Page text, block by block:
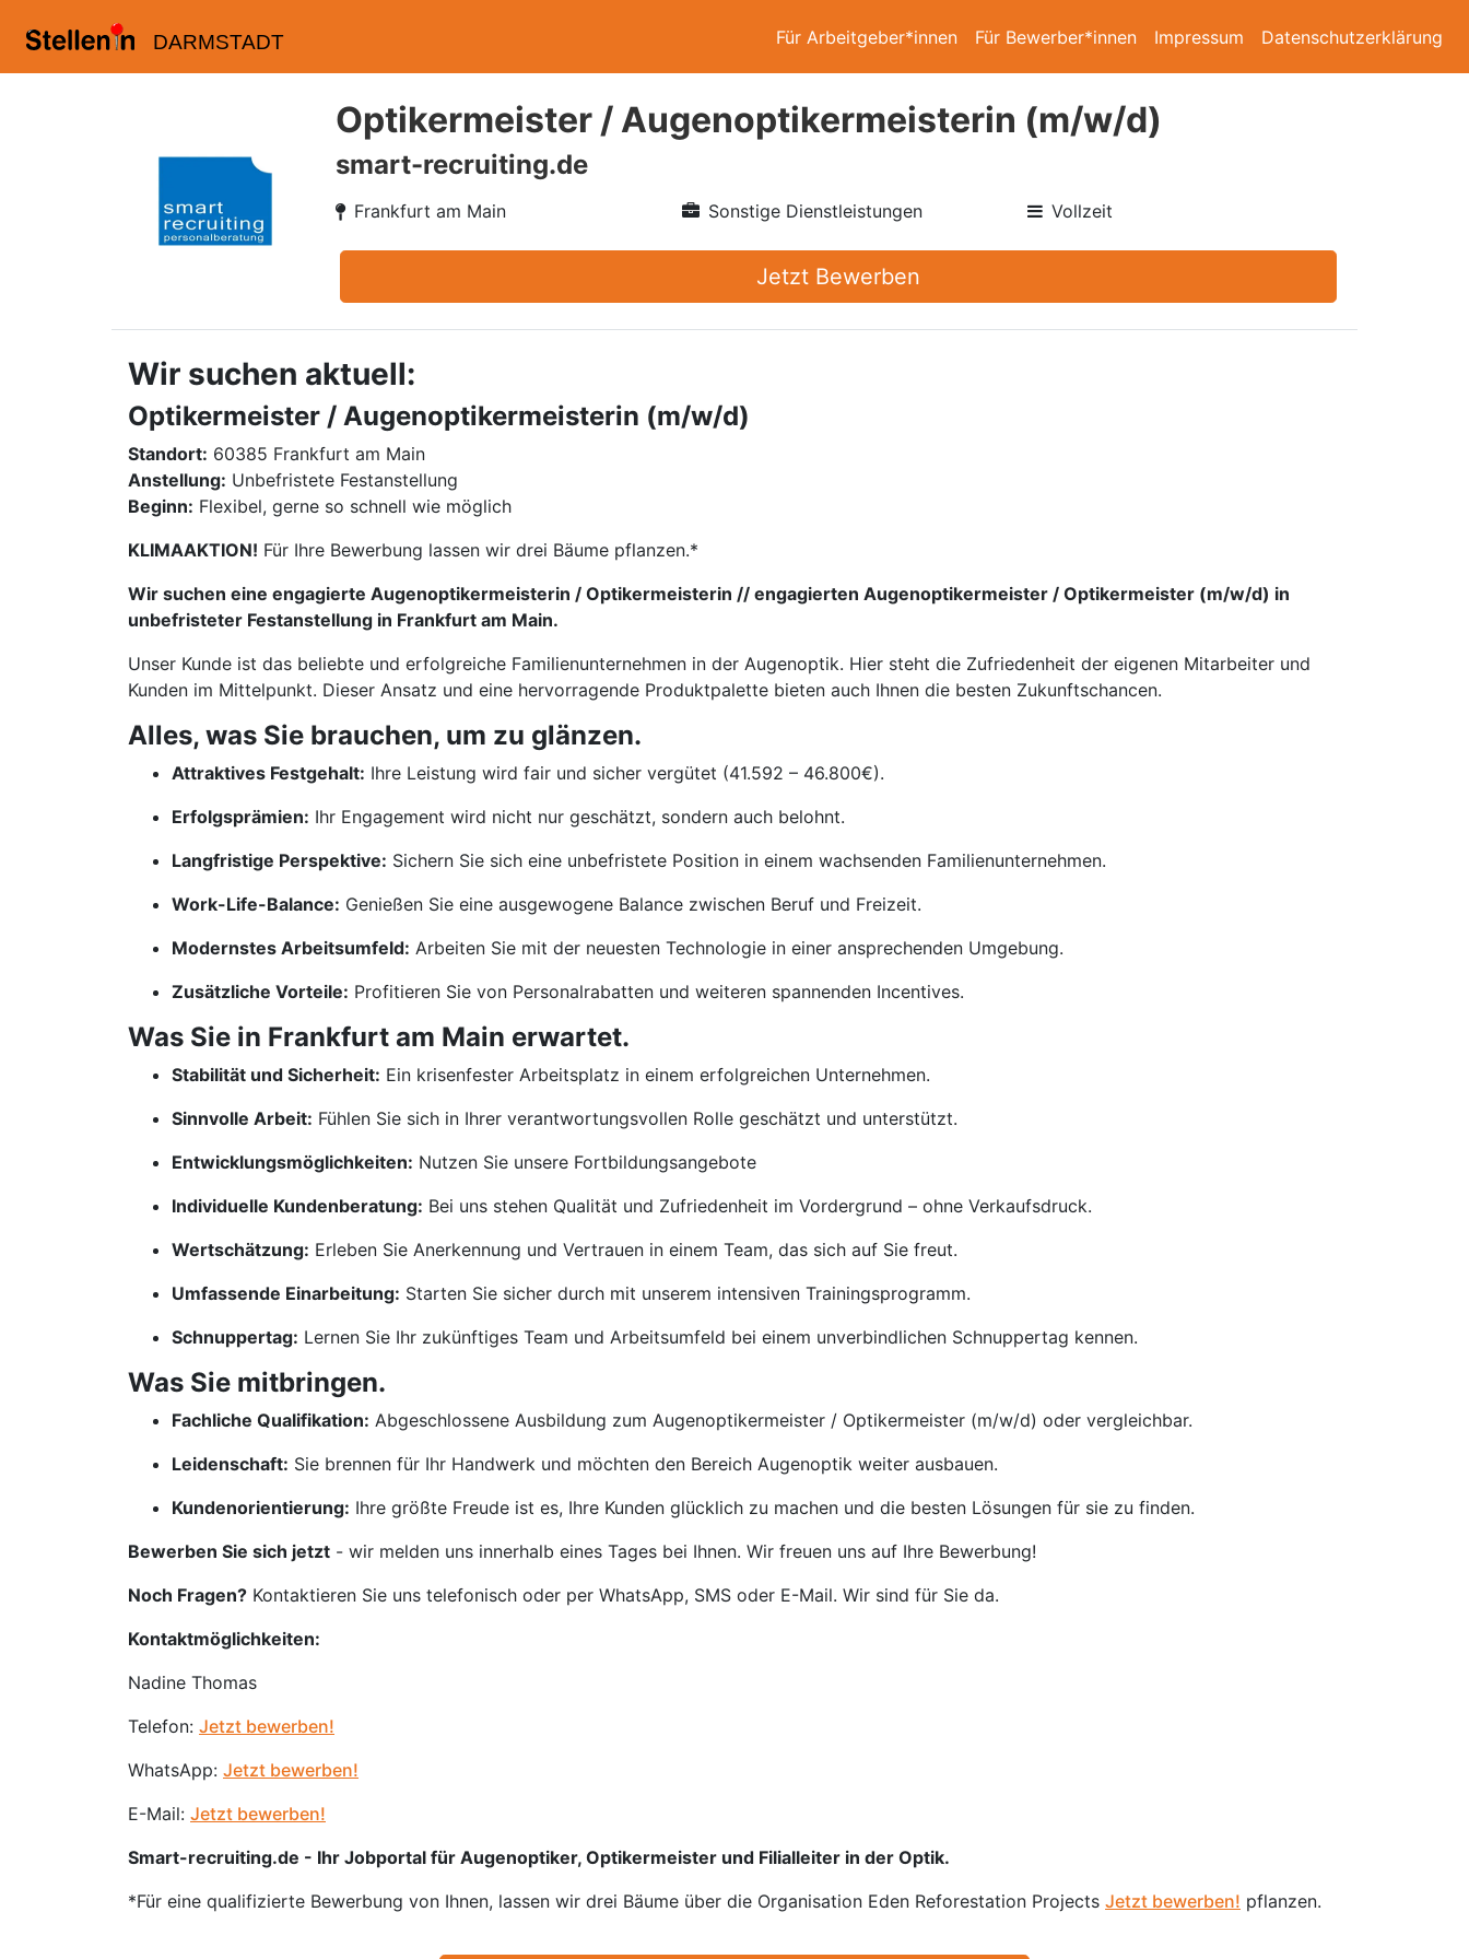
DARMSTADT Für Arbeitgeber*innen Für Bewerber*innen Impressum Datenschutzerklärung
Optikermeister / Augenoptikermeisterin (m/w/d)
smart-recruiting.de
Frankfurt am Main Sonstige Dienstleistungen Vollzeit
Jetzt Bewerben
Wir suchen aktuell:
Optikermeister / Augenoptikermeisterin (m/w/d)
Standort: 60385 Frankfurt am Main
Anstellung: Unbefristete Festanstellung
Beginn: Flexibel, gerne so schnell wie möglich
KLIMAAKTION! Für Ihre Bewerbung lassen wir drei Bäume pflanzen.*
Wir suchen eine engagierte Augenoptikermeisterin / Optikermeisterin // engagierten Augenoptikermeister / Optikermeister (m/w/d) in
unbefristeter Festanstellung in Frankfurt am Main.
Unser Kunde ist das beliebte und erfolgreiche Familienunternehmen in der Augenoptik. Hier steht die Zufriedenheit der eigenen Mitarbeiter und
Kunden im Mittelpunkt. Dieser Ansatz und eine hervorragende Produktpalette bieten auch Ihnen die besten Zukunftschancen.
Alles, was Sie brauchen, um zu glänzen.
Attraktives Festgehalt: Ihre Leistung wird fair und sicher vergütet (41.592 – 46.800€).
Erfolgsprämien: Ihr Engagement wird nicht nur geschätzt, sondern auch belohnt.
Langfristige Perspektive: Sichern Sie sich eine unbefristete Position in einem wachsenden Familienunternehmen.
Work-Life-Balance: Genießen Sie eine ausgewogene Balance zwischen Beruf und Freizeit.
Modernstes Arbeitsumfeld: Arbeiten Sie mit der neuesten Technologie in einer ansprechenden Umgebung.
Zusätzliche Vorteile: Profitieren Sie von Personalrabatten und weiteren spannenden Incentives.
Was Sie in Frankfurt am Main erwartet.
Stabilität und Sicherheit: Ein krisenfester Arbeitsplatz in einem erfolgreichen Unternehmen.
Sinnvolle Arbeit: Fühlen Sie sich in Ihrer verantwortungsvollen Rolle geschätzt und unterstützt.
Entwicklungsmöglichkeiten: Nutzen Sie unsere Fortbildungsangebote
Individuelle Kundenberatung: Bei uns stehen Qualität und Zufriedenheit im Vordergrund – ohne Verkaufsdruck.
Wertschätzung: Erleben Sie Anerkennung und Vertrauen in einem Team, das sich auf Sie freut.
Umfassende Einarbeitung: Starten Sie sicher durch mit unserem intensiven Trainingsprogramm.
Schnuppertag: Lernen Sie Ihr zukünftiges Team und Arbeitsumfeld bei einem unverbindlichen Schnuppertag kennen.
Was Sie mitbringen.
Fachliche Qualifikation: Abgeschlossene Ausbildung zum Augenoptikermeister / Optikermeister (m/w/d) oder vergleichbar.
Leidenschaft: Sie brennen für Ihr Handwerk und möchten den Bereich Augenoptik weiter ausbauen.
Kundenorientierung: Ihre größte Freude ist es, Ihre Kunden glücklich zu machen und die besten Lösungen für sie zu finden.
Bewerben Sie sich jetzt - wir melden uns innerhalb eines Tages bei Ihnen. Wir freuen uns auf Ihre Bewerbung!
Noch Fragen? Kontaktieren Sie uns telefonisch oder per WhatsApp, SMS oder E-Mail. Wir sind für Sie da.
Kontaktmöglichkeiten:
Nadine Thomas
Telefon: Jetzt bewerben!
WhatsApp: Jetzt bewerben!
E-Mail: Jetzt bewerben!
Smart-recruiting.de - Ihr Jobportal für Augenoptiker, Optikermeister und Filialleiter in der Optik.
*Für eine qualifizierte Bewerbung von Ihnen, lassen wir drei Bäume über die Organisation Eden Reforestation Projects Jetzt bewerben! pflanzen.